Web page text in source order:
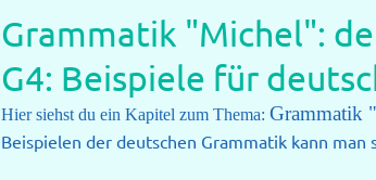
Grammatik "Michel":
G4: Beispiele für
Hier siehst du ein Kapitel zum Thema: Grammatik
Beispielen der deutschen Grammatik kann